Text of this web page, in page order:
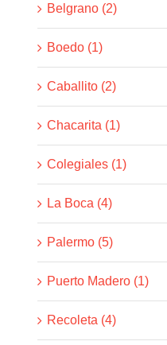
Belgrano (2)
Boedo (1)
Caballito (2)
Chacarita (1)
Colegiales (1)
La Boca (4)
Palermo (5)
Puerto Madero (1)
Recoleta (4)